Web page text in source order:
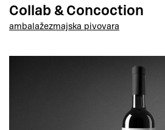
Collab & Concoction
ambalažezmajska pivovara